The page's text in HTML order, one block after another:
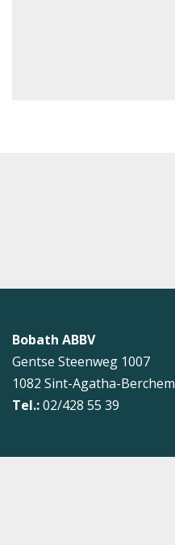
Bobath ABBV
Gentse Steenweg 1007
1082 Sint-Agatha-Berchem
Tel.:02/428 55 39